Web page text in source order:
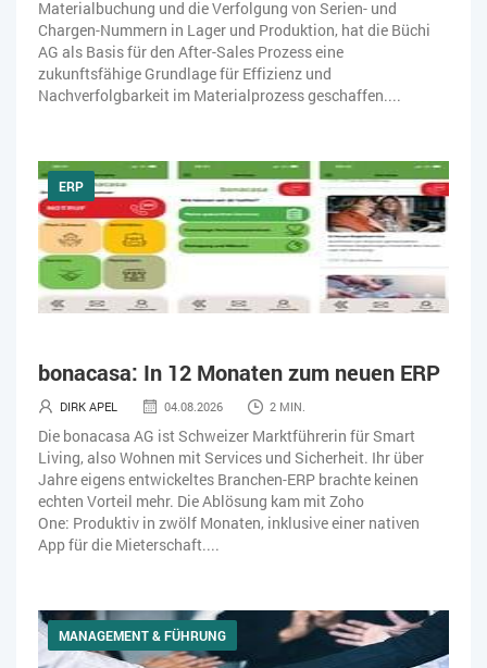
Materialbuchung und die Verfolgung von Serien- und
Chargen-Nummern in Lager und Produktion, hat die Büchi
AG als Basis für den After-Sales Prozess eine
zukunftsfähige Grundlage für Effizienz und
Nachverfolgbarkeit im Materialprozess geschaffen....
ERP
bonacasa: In 12 Monaten zum neuen ERP
DIRK APEL 04.08.2026 2 MIN.
Die bonacasa AG ist Schweizer Marktführerin für Smart
Living, also Wohnen mit Services und Sicherheit. Ihr über
Jahre eigens entwickeltes Branchen-ERP brachte keinen
echten Vorteil mehr. Die Ablösung kam mit Zoho
One: Produktiv in zwölf Monaten, inklusive einer nativen
App für die Mieterschaft....
MANAGEMENT & FÜHRUNG